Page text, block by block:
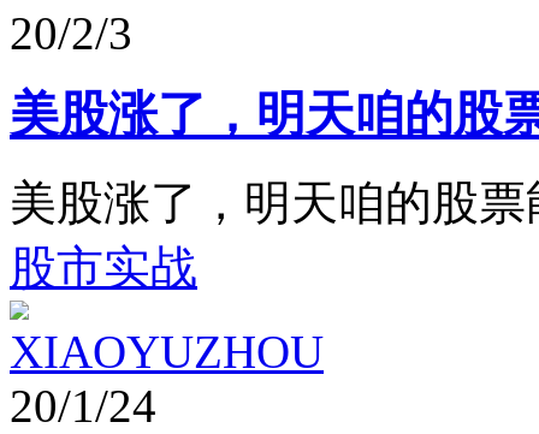
20/2/3
美股涨了，明天咱的股
美股涨了，明天咱的股
股市实战
XIAOYUZHOU
20/1/24